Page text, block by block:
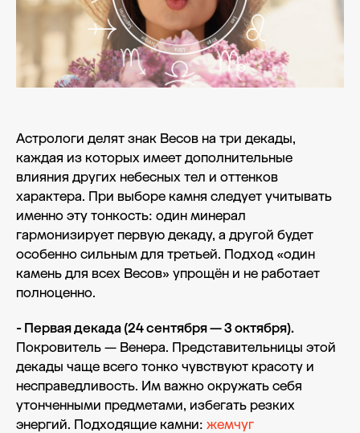
Астрологи делят знак Весов на три декады,
каждая из которых имеет дополнительные
влияния других небесных тел и оттенков
характера. При выборе камня следует учитывать
именно эту тонкость: один минерал
гармонизирует первую декаду, а другой будет
особенно сильным для третьей. Подход «один
камень для всех Весов» упрощён и не работает
полноценно.
- Первая декада (24 сентября — 3 октября).
Покровитель — Венера. Представительницы этой
декады чаще всего тонко чувствуют красоту и
несправедливость. Им важно окружать себя
утонченными предметами, избегать резких
энергий. Подходящие камни: жемчуг